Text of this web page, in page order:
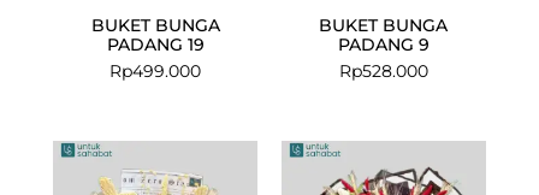
BUKET BUNGA
PADANG 19
Rp499.000
BUKET BUNGA
PADANG 9
Rp528.000